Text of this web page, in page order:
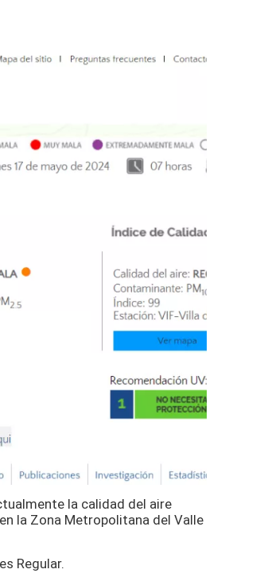
la calidad del aire
la Zona Metropolitana del Valle
Regular.